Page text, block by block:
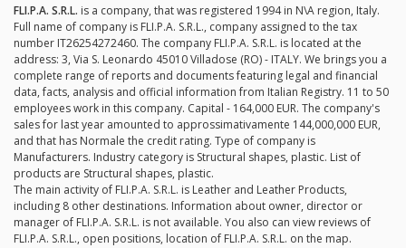
FLI.P.A. S.R.L. is a company, that was registered 1994 in N\A region, Italy.
Full name of company is FLI.P.A. S.R.L., company assigned to the tax
number IT26254272460. The company FLI.P.A. S.R.L. is located at the
address: 3, Via S. Leonardo 45010 Villadose (RO) - ITALY. We brings you a
complete range of reports and documents featuring legal and financial
data, facts, analysis and official information from Italian Registry. 11 to 50
employees work in this company. Capital - 164,000 EUR. The company's
sales for last year amounted to approssimativamente 144,000,000 EUR,
and that has Normale the credit rating. Type of company is
Manufacturers. Industry category is Structural shapes, plastic. List of
products are Structural shapes, plastic.
The main activity of FLI.P.A. S.R.L. is Leather and Leather Products,
including 8 other destinations. Information about owner, director or
manager of FLI.P.A. S.R.L. is not available. You also can view reviews of
FLI.P.A. S.R.L., open positions, location of FLI.P.A. S.R.L. on the map.